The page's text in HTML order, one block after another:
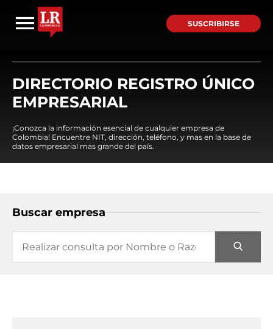
SUSCRIBIRSE
DIRECTORIO REGISTRO ÚNICO
EMPRESARIAL
¡Conozca la información esencial de cualquier empresa de
Colombia! Encuentre NIT, dirección, teléfono, y mas en la base de
datos empresarial mas grande del país.
Buscar empresa